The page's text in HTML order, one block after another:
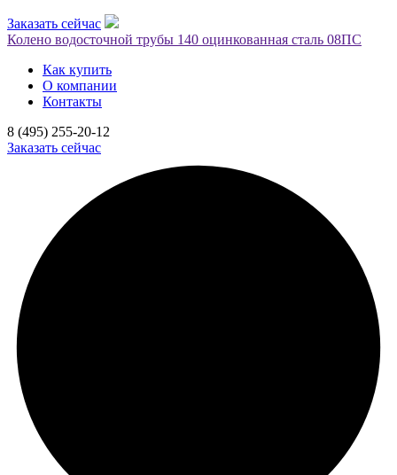
Заказать сейчас
Колено водосточной трубы 140 оцинкованная сталь 08ПС
Как купить
О компании
Контакты
8 (495) 255-20-12
Заказать сейчас